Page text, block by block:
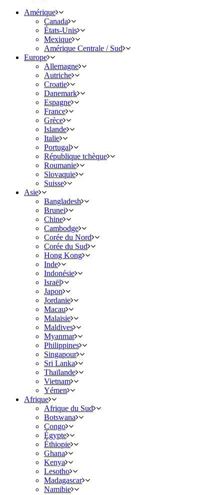
Amérique
Canada
États-Unis
Mexique
Amérique Centrale / Sud
Europe
Allemagne
Autriche
Croatie
Danemark
Espagne
France
Grèce
Islande
Italie
Portugal
République tchèque
Roumanie
Slovaquie
Suisse
Asie
Bangladesh
Brunei
Chine
Cambodge
Corée du Nord
Corée du Sud
Hong Kong
Inde
Indonésie
Israël
Japon
Jordanie
Macau
Malaisie
Maldives
Myanmar
Philippines
Singapour
Sri Lanka
Thaïlande
Vietnam
Yémen
Afrique
Afrique du Sud
Botswana
Congo
Égypte
Éthiopie
Ghana
Kenya
Lesotho
Madagascar
Namibie